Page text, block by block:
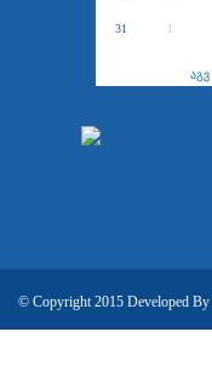
31 1
© Copyright 2015 Developed By